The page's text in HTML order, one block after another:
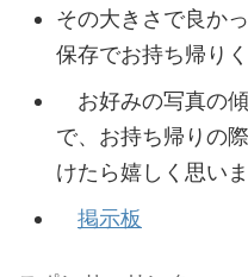
その大きさで良か
保存でお持ち帰りく
お好みの写真の
で、お持ち帰りの
けたら嬉しく思いま
掲示板